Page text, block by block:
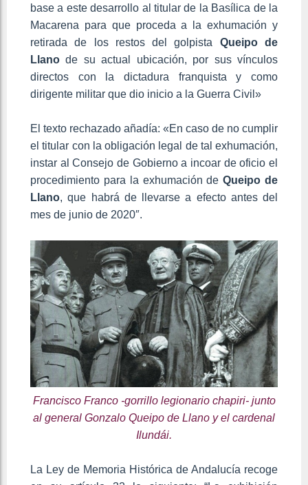
base a este desarrollo al titular de la Basílica de la
Macarena para que proceda a la exhumación y
retirada de los restos del golpista Queipo de
Llano de su actual ubicación, por sus vínculos
directos con la dictadura franquista y como
dirigente militar que dio inicio a la Guerra Civil»
El texto rechazado añadía: «En caso de no cumplir
el titular con la obligación legal de tal exhumación,
instar al Consejo de Gobierno a incoar de oficio el
procedimiento para la exhumación deQueipo de
Llano, que habrá de llevarse a efecto antes del
mes de junio de 2020″.
Francisco Franco -gorrillo legionario chapiri- junto
al general Gonzalo Queipo de Llano y el cardenal
Ilundái.
La Ley de Memoria Histórica de Andalucía recoge